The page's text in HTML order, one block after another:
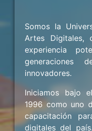
Somos la
Artes
experiencia
generaciones
innovadores.
Iniciamos bajo
1996 como uno
capacitación
digitales del